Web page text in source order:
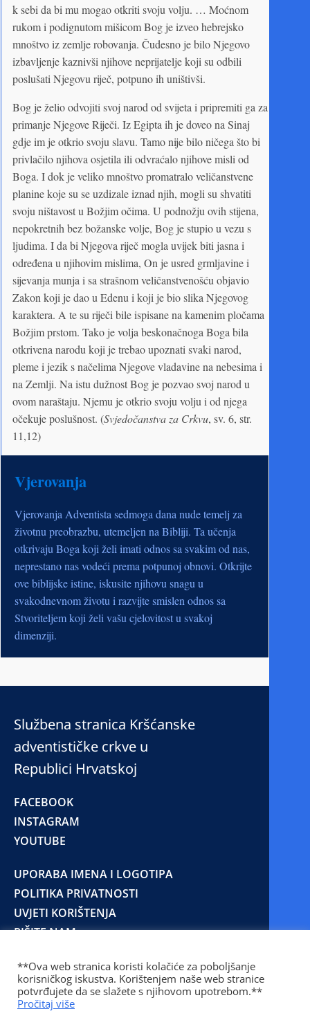
k sebi da bi mu mogao otkriti svoju volju. … Moćnom
rukom i podignutom mišicom Bog je izveo hebrejsko
mnoštvo iz zemlje robovanja. Čudesno je bilo Njegovo
izbavljenje kaznivši njihove neprijatelje koji su odbili
poslušati Njegovu riječ, potpuno ih uništivši.
Bog je želio odvojiti svoj narod od svijeta i pripremiti ga za
primanje Njegove Riječi. Iz Egipta ih je doveo na Sinaj
gdje im je otkrio svoju slavu. Tamo nije bilo ničega što bi
privlačilo njihova osjetila ili odvraćalo njihove misli od
Boga. I dok je veliko mnoštvo promatralo veličanstvene
planine koje su se uzdizale iznad njih, mogli su shvatiti
svoju ništavost u Božjim očima. U podnožju ovih stijena,
nepokretnih bez božanske volje, Bog je stupio u vezu s
ljudima. I da bi Njegova riječ mogla uvijek biti jasna i
određena u njihovim mislima, On je usred grmljavine i
sijevanja munja i sa strašnom veličanstvenošću objavio
Zakon koji je dao u Edenu i koji je bio slika Njegovog
karaktera. A te su riječi bile ispisane na kamenim pločama
Božjim prstom. Tako je volja beskonačnoga Boga bila
otkrivena narodu koji je trebao upoznati svaki narod,
pleme i jezik s načelima Njegove vladavine na nebesima i
na Zemlji. Na istu dužnost Bog je pozvao svoj narod u
ovom naraštaju. Njemu je otkrio svoju volju i od njega
očekuje poslušnost. (Svjedočanstva za Crkvu, sv. 6, str.
11,12)
Vjerovanja
Vjerovanja Adventista sedmoga dana nude temelj za
životnu preobrazbu, utemeljen na Bibliji. Ta učenja
otkrivaju Boga koji želi imati odnos sa svakim od nas,
neprestano nas vodeći prema potpunoj obnovi. Otkrijte
ove biblijske istine, iskusite njihovu snagu u
svakodnevnom životu i razvijte smislen odnos sa
Stvoriteljem koji želi vašu cjelovitost u svakoj
dimenziji.
Službena stranica Kršćanske
adventističke crkve u
Republici Hrvatskoj
FACEBOOK
INSTAGRAM
YOUTUBE
UPORABA IMENA I LOGOTIPA
POLITIKA PRIVATNOSTI
UVJETI KORIŠTENJA
PIŠITE NAM
© 2025 Copyright © 2023 Kršćanska adventistička
crkva u Republici Hrvatskoj
Prilaz Gjure Deželića 77 Zagreb 10000 Hrvatska 01
**Ova web stranica koristi kolačiće za poboljšanje
korisničkog iskustva. Korištenjem naše web stranice
potvrđujete da se slažete s njihovom upotrebom.**
Pročitaj više